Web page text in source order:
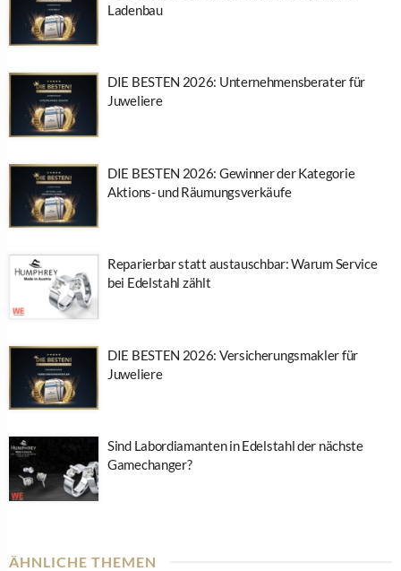
Ladenbau
DIE BESTEN 2026: Unternehmensberater für
Juweliere
DIE BESTEN 2026: Gewinner der Kategorie
Aktions- und Räumungsverkäufe
Reparierbar statt austauschbar: Warum Service
bei Edelstahl zählt
DIE BESTEN 2026: Versicherungsmakler für
Juweliere
Sind Labordiamanten in Edelstahl der nächste
Gamechanger?
ÄHNLICHE THEMEN